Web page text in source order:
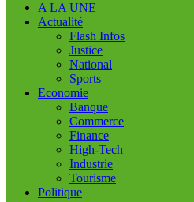
A LA UNE
Actualité
Flash Infos
Justice
National
Sports
Economie
Banque
Commerce
Finance
High-Tech
Industrie
Tourisme
Politique